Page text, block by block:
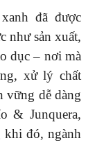
đã được
như sản xuất,
dục – nơi mà
xử lý chất
vững dễ dàng
& Junquera,
khi đó, ngành